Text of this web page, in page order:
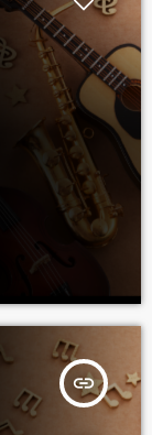
insert_link